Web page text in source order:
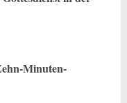
Minuten-